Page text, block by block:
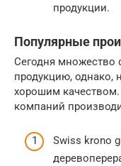
продукции.
Популярные
Сегодня множество
продукцию, однако,
хорошим
компаний
Swiss krono